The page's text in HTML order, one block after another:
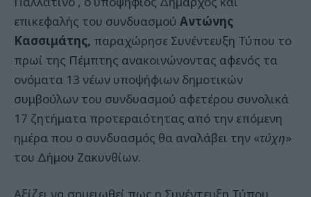
επικεφαλής του συνδυασμού Αντώνης
Κασσιμάτης, παραχώρησε Συνέντευξη Τύπου το
πρωί της Πέμπτης ανακοινώνοντας αφενός τα
ονόματα 13 νέων υποψήφιων δημοτικών
συμβούλων του συνδυασμού αφετέρου συνολικά
17 ζητήματα προτεραιότητας από την επόμενη
ημέρα που ο συνδυασμός θα αναλάβει την «τύχη»
του Δήμου Ζακυνθίων.